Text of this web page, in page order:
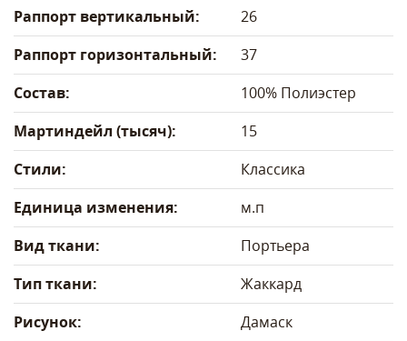
Раппорт вертикальный:
26
Раппорт горизонтальный:
37
Состав:
100% Полиэстер
Мартиндейл (тысяч):
15
Стили:
Классика
Единица изменения:
м.п
Вид ткани:
Портьера
Тип ткани:
Жаккард
Рисунок:
Дамаск